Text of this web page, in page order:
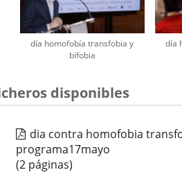
día homofobía transfobia y
bifobia
día
disponibles
dia contra homofobia
programa17mayo
(2 páginas)